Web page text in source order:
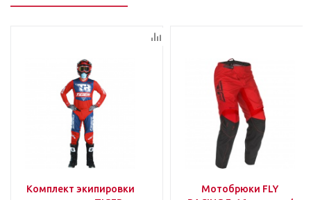
Комплект экипировки
Мотобрюки FLY